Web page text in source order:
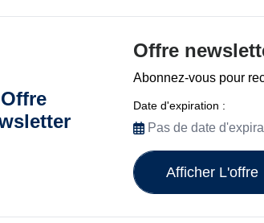
Offre
Offre
Abonnez-vous pour
Date d'expiration :
Pas de date
Afficher L'offre